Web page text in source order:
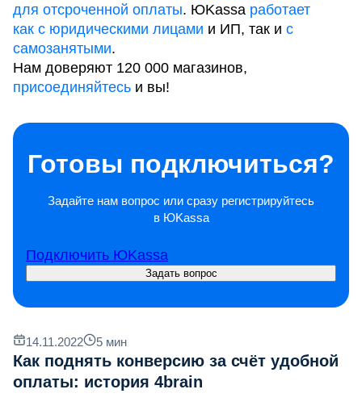
для отсроченной оплаты. ЮKassa работает
как с юридическими лицами и ИП, так и с
самозанятыми.
Нам доверяют 120 000 магазинов,
присоединяйтесь и вы!
Готовы подключиться?
Задайте нам вопрос или сразу регистрируйтесь
в ЮKassa
Подключить ЮKassa
Задать вопрос
14.11.2022 5 мин
Как поднять конверсию за счёт удобной
оплаты: история 4brain